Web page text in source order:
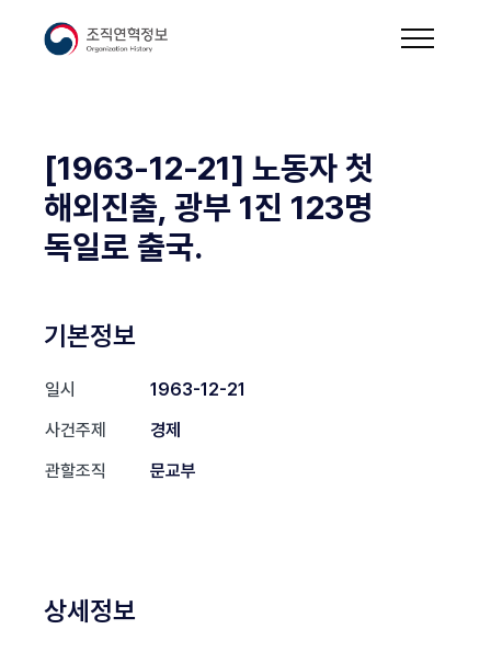
[1963-12-21] 노동자 첫
해외진출, 광부 1진 123명
독일로 출국.
기본정보
일시
1963-12-21
사건주제
경제
관할조직
문교부
상세정보